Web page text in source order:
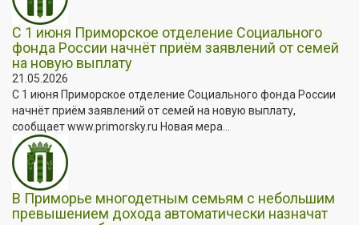
С 1 июня Приморское отделение Социального
фонда России начнёт приём заявлений от семей
на новую выплату
21.05.2026
С 1 июня Приморское отделение Социального фонда России
начнёт приём заявлений от семей на новую выплату,
сообщает www.primorsky.ru Новая мера...
В Приморье многодетным семьям с небольшим
превышением дохода автоматически назначат